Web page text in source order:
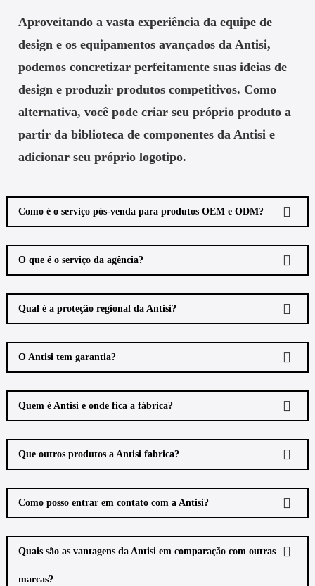
Aproveitando a vasta experiência da equipe de
design e os equipamentos avançados da Antisi,
podemos concretizar perfeitamente suas ideias de
design e produzir produtos competitivos. Como
alternativa, você pode criar seu próprio produto a
partir da biblioteca de componentes da Antisi e
adicionar seu próprio logotipo.
Como é o serviço pós-venda para produtos OEM e ODM?
O que é o serviço da agência?
Qual é a proteção regional da Antisi?
O Antisi tem garantia?
Quem é Antisi e onde fica a fábrica?
Que outros produtos a Antisi fabrica?
Como posso entrar em contato com a Antisi?
Quais são as vantagens da Antisi em comparação com outras
marcas?